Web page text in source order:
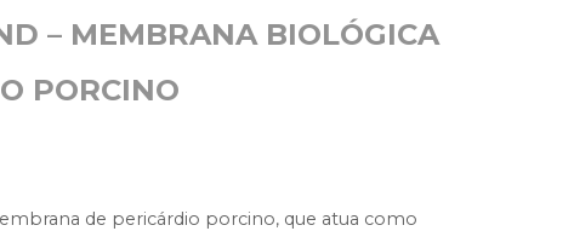
– MEMBRANA BIOLÓGICA
PORCINO
de pericárdio porcino, que atua como